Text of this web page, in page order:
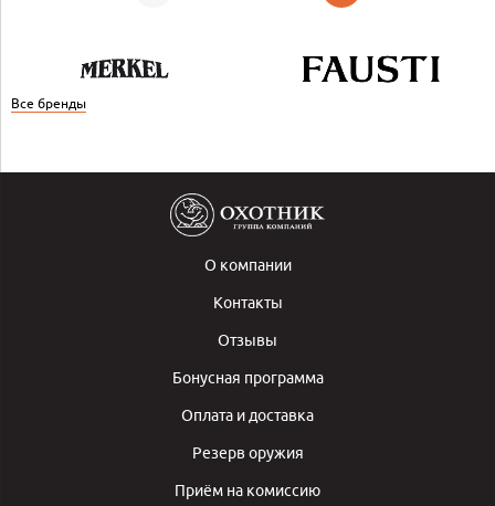
Все бренды
О компании
Контакты
Отзывы
Бонусная программа
Оплата и доставка
Резерв оружия
Приём на комиссию